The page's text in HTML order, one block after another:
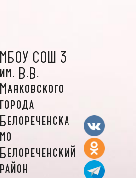
МБОУ СОШ 3
им. В.В.
Маяковского
города
Белореченска
мо
Белореченский
район